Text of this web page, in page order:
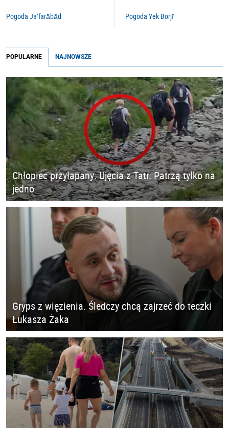
Pogoda Ja‘farābād Pogoda Yek Borjī
POPULARNE NAJNOWSZE
Chłopiec przyłapany. Ujęcia z Tatr. Patrzą tylko na
jedno
Gryps z więzienia. Śledczy chcą zajrzeć do teczki
Łukasza Żaka